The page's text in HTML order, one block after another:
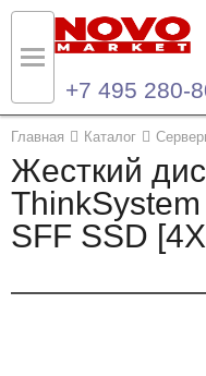
+7 495 280-
Главная Каталог
Жесткий
SFF SSD
Назад
Каталог продукции
Ноутбуки и ультрабуки
Назад
Контакты
Контактная информация